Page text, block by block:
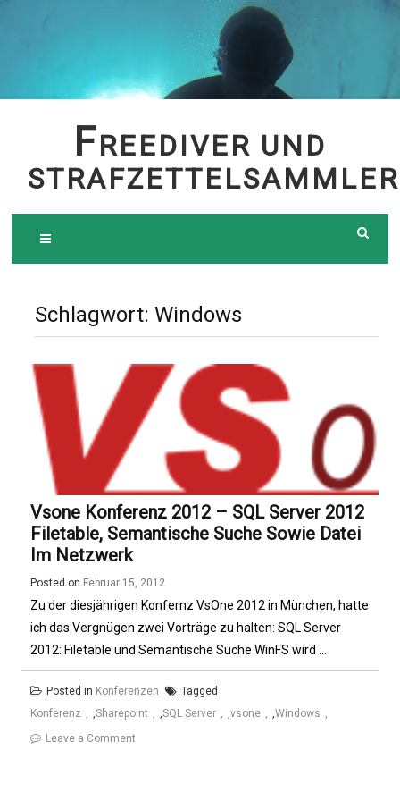
FREEDIVER UND
STRAFZETTELSAMMLER
Schlagwort: Windows
Vsone Konferenz 2012 – SQL Server 2012
Filetable, Semantische Suche Sowie Datei
Im Netzwerk
Posted on Februar 15, 2012
Zu der diesjährigen Konfernz VsOne 2012 in München, hatte
ich das Vergnügen zwei Vorträge zu halten: SQL Server
2012: Filetable und Semantische Suche WinFS wird ...
Posted in Konferenzen
Tagged
Konferenz
,Sharepoint ,SQL Server ,vsone ,Windows
Leave a Comment